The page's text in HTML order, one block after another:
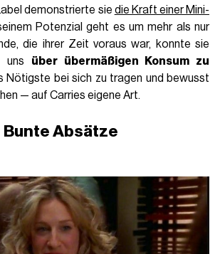
demonstrierte sie die Kraft einer Mini-
Potenzial geht es um mehr als nur
die ihrer Zeit voraus war, konnte sie
uns über übermäßigen Konsum zu
Nötigste bei sich zu tragen und bewusst
— auf Carries eigene Art.
Bunte Absätze